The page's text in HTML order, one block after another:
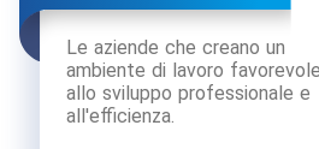
Le aziende che creano un
ambiente di lavoro favorevole
allo sviluppo professionale e
all'efficienza.